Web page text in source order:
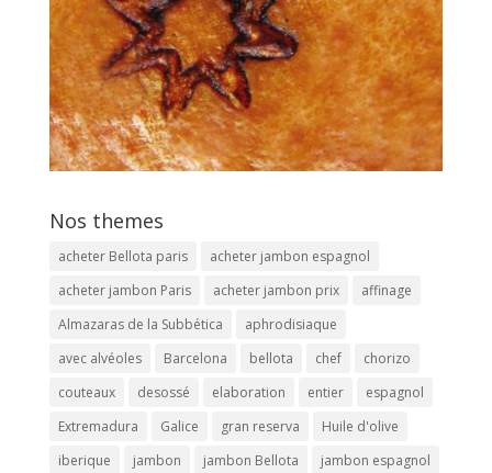
Nos themes
acheter Bellota paris
acheter jambon espagnol
acheter jambon Paris
acheter jambon prix
affinage
Almazaras de la Subbética
aphrodisiaque
avec alvéoles
Barcelona bellota chef
chorizo
couteaux
desossé elaboration entier
espagnol
Extremadura
Galice gran reserva
Huile d'olive
iberique
jambon jambon Bellota
jambon espagnol